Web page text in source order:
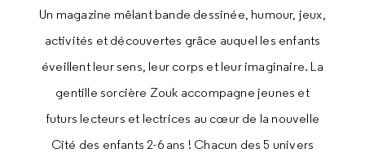
Un magazine mêlant bande dessinée, humour, jeux,
activités et découvertes grâce auquel les enfants
éveillent leur sens, leur corps et leur imaginaire. La
gentille sorcière Zouk accompagne jeunes et
futurs lecteurs et lectrices au cœur de la nouvelle
Cité des enfants 2-6 ans ! Chacun des 5 univers